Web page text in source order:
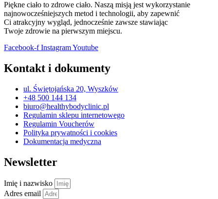
Piękne ciało to zdrowe ciało. Naszą misją jest wykorzystanie
najnowocześniejszych metod i technologii, aby zapewnić
Ci atrakcyjny wygląd, jednocześnie zawsze stawiając
Twoje zdrowie na pierwszym miejscu.
Facebook-f InstagramYoutube
Kontakt i dokumenty
ul. Świętojańska 20, Wyszków
+48 500 144 134
biuro@healthybodyclinic.pl
Regulamin sklepu internetowego
Regulamin Voucherów
Polityka prywatności i cookies
Dokumentacja medyczna
Newsletter
Imię i nazwisko
Adres email